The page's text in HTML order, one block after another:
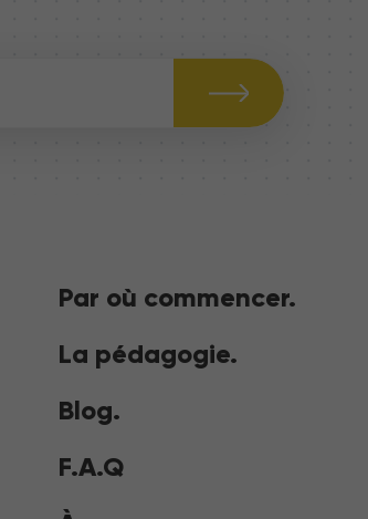
Par où commencer.
La pédagogie.
Blog.
F.A.Q